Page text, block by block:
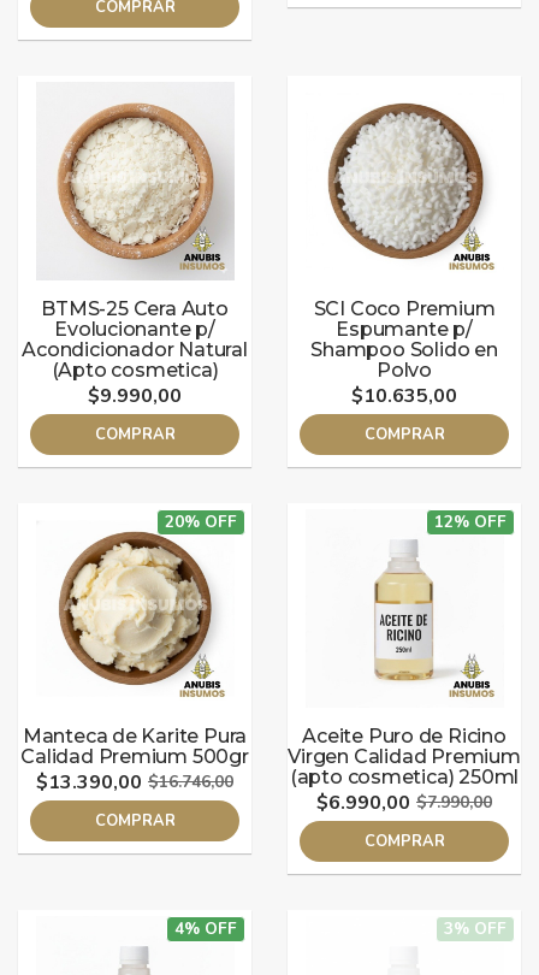
COMPRAR
BTMS-25 Cera Auto
Evolucionante p/
Acondicionador Natural
(Apto cosmetica)
$9.990,00
COMPRAR
SCI Coco Premium
Espumante p/
Shampoo Solido en
Polvo
$10.635,00
COMPRAR
20% OFF
Manteca de Karite Pura
Calidad Premium 500gr
$13.390,00 $16.746,00
COMPRAR
12% OFF
Aceite Puro de Ricino
Virgen Calidad Premium
(apto cosmetica) 250ml
$6.990,00 $7.990,00
COMPRAR
4% OFF 3% OFF